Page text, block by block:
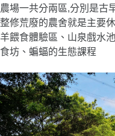
農場一共分兩區,分別是古
整修荒廢的農舍就是主要
羊餵食體驗區 、 山泉戲水池
食坊 、 蝙蝠的生態課程